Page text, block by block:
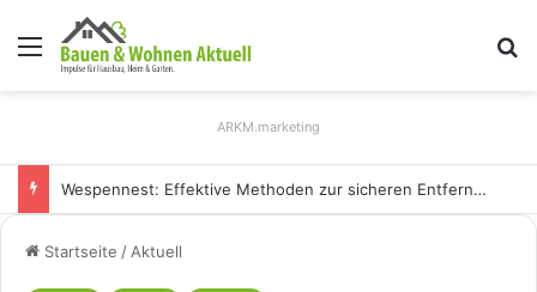
Menü
ARKM.marketing
Wespennest: Effektive Methoden zur sicheren Entfernung
Startseite / Aktuell